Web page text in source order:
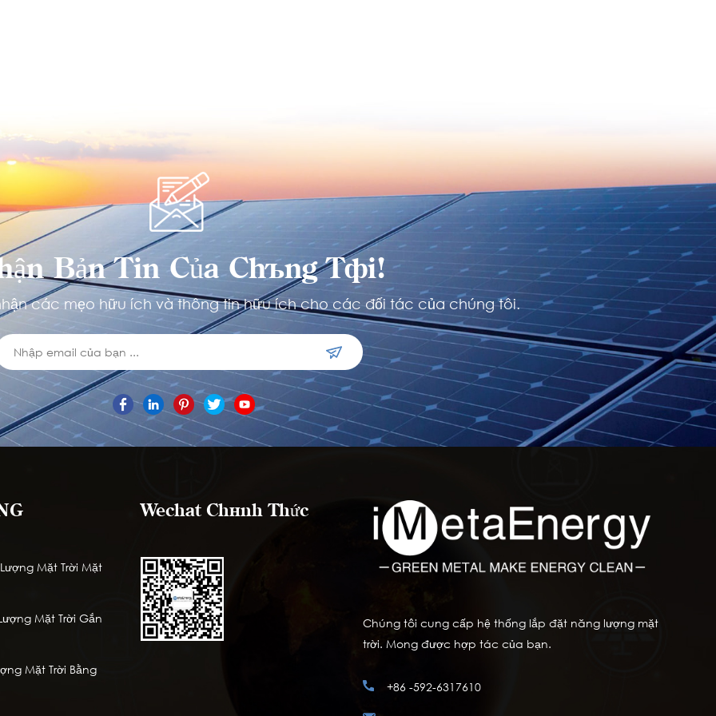
Bản Tin Của Chúng Tôi!
các mẹo hữu ích và thông tin hữu ích cho các đối tác của chúng tôi.
Mặt Trời Mặt
Mặt Trời Gắn
Mặt Trời Bằng
Wechat Chính Thức
Chúng tôi cung cấp hệ thống lắp đặt năng lượng mặt
trời. Mong được hợp tác của bạn.
+86 -592-6317610